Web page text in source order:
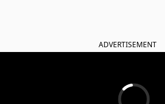
ADVERTISEMENT